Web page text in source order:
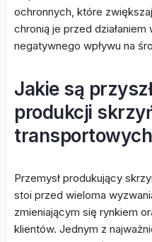
ochronnych, które
chronią je przed
negatywnego wpływu na
Jakie są
produkcji
transportowych
Przemysł produkujący
stoi przed wieloma
zmieniającym się rynkiem
klientów. Jednym z